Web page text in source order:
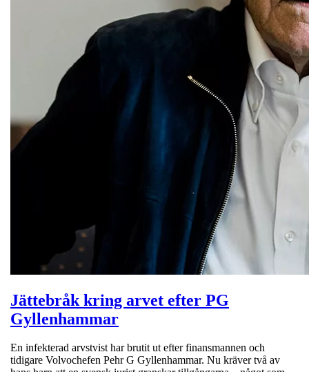
Jättebråk kring arvet efter PG
Gyllenhammar
En infekterad arvstvist har brutit ut efter finansmannen och
tidigare Volvochefen Pehr G Gyllenhammar. Nu kräver två av